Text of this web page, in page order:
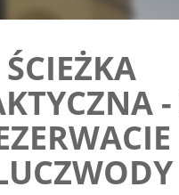
ŚCIEŻKA